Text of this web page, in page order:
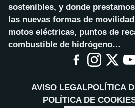
sostenibles, y donde
las nuevas formas de
motos eléctricas, puntos de
combustible de hidrógeno…
AVISO LEGALPOLÍTICA
POLÍTICA DE